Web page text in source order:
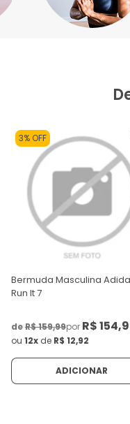
3% OFF
Bermuda Masculina
Run It 7
deR$ 159,99por R$
ou 12x de R$ 12,92
ADICIONAR